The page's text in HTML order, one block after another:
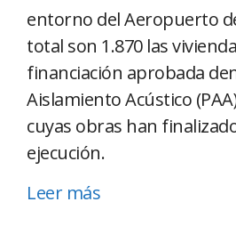
entorno del Aeropuerto
total son 1.870 las
financiación aprobada
Aislamiento Acústico
cuyas obras han
ejecución.
Leer más